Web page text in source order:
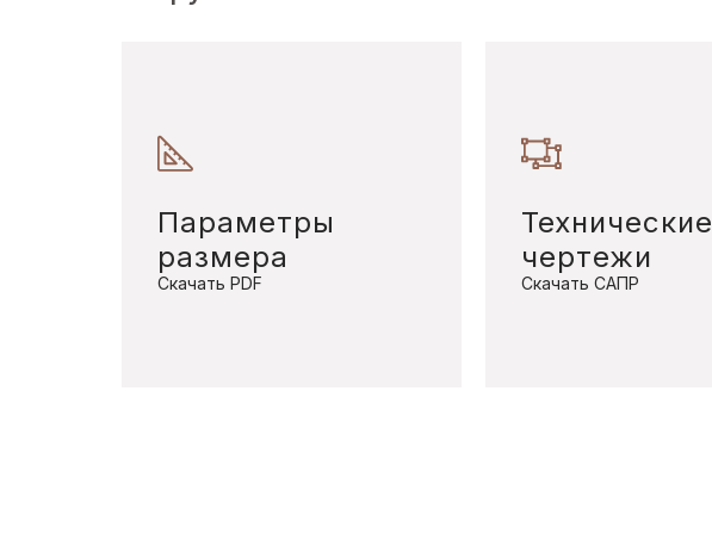
Параметры
размера
Скачать PDF
Технические
чертежи
Скачать САПР